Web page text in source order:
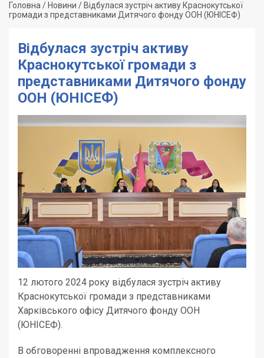
Головна / Новини / Відбулася зустріч активу Краснокутської
громади з представниками Дитячого фонду ООН (ЮНІСЕФ)
Відбулася зустріч активу
Краснокутської громади з
представниками Дитячого фонду
ООН (ЮНІСЕФ)
12 лютого 2024 року відбулася зустріч активу
Краснокутської громади з представниками
Харківського офісу Дитячого фонду ООН
(ЮНІСЕФ).
В обговоренні впровадження комплексного